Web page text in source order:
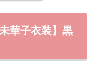
華子衣装】黒